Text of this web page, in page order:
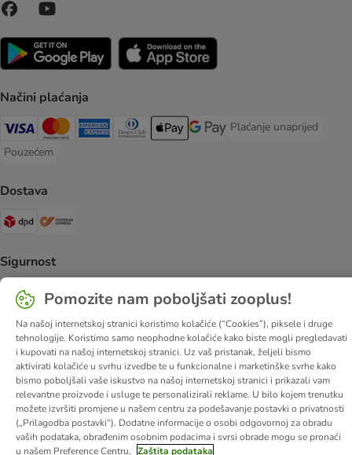
Načini plaćanja
Visa Payment Method
MasterCard Payment Method
American Express Payment Method
Diners Club Payment Method
Payment MethodGoogle pay Payment Method
Plaćanje unaprijed
Plaćanje unaprijed
Pouzećem
Pouzećem Payment Method
Dostava
DPD Shipping Method
Sigurnost
O nama Karijere Web stranica tvrtke Impressum
DSA
Opći uvjeti poslovanja
Odustati od ugovora
Kontakt
Troškovi slanja i vrijeme dostave
Načini plaćanja
Propisi o uklanjanju otpada
Zaštita podataka
Izjava o pristupačnosti
Pomozite nam poboljšati zooplus!
Na našoj internetskoj stranici koristimo kolačiće (“Cookies”), piksele i druge
tehnologije. Koristimo samo neophodne kolačiće kako biste mogli pregledavati
i kupovati na našoj internetskoj stranici. Uz vaš pristanak, željeli bismo
aktivirati kolačiće u svrhu izvedbe te u funkcionalne i marketinške svrhe kako
bismo poboljšali vaše iskustvo na našoj internetskoj stranici i prikazali vam
relevantne proizvode i usluge te personalizirali reklame. U bilo kojem trenutku
možete izvršiti promjene u našem centru za podešavanje postavki o privatnosti
(„Prilagodba postavki“). Dodatne informacije o osobi odgovornoj za obradu
vaših podataka, obrađenim osobnim podacima i svrsi obrade mogu se pronaći
u našem Preference Centru. Zaštita podataka